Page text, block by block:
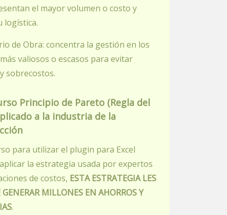
el mayor volumen o costo y
logística.
de Obra: concentra la gestión en los
valiosos o escasos para evitar
sobrecostos.
Principio de Pareto (Regla del
a la industria de la
para utilizar el plugin para Excel
la estrategia usada por expertos
de costos, ESTA ESTRATEGIA LES
MILLONES EN AHORROS Y
.